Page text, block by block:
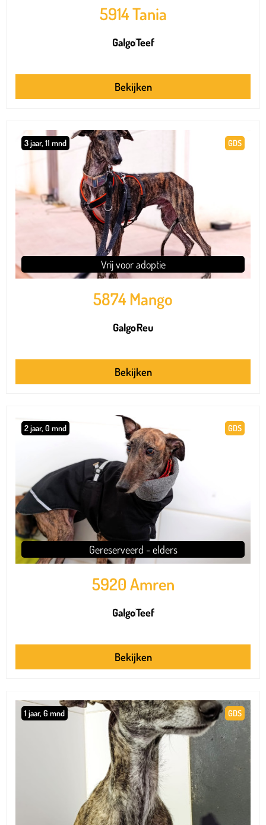
5914 Tania
GalgoTeef
Bekijken
GDS
3 jaar, 11 mnd
Vrij voor adoptie
5874 Mango
GalgoReu
Bekijken
GDS
2 jaar, 0 mnd
Gereserveerd - elders
5920 Amren
GalgoTeef
Bekijken
GDS
1 jaar, 6 mnd